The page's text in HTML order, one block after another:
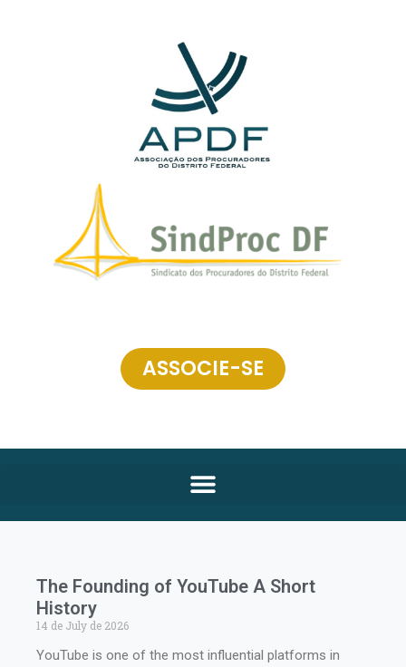
ASSOCIE-SE
The Founding of YouTube A Short
History
14 de July de 2026
YouTube is one of the most influential platforms in